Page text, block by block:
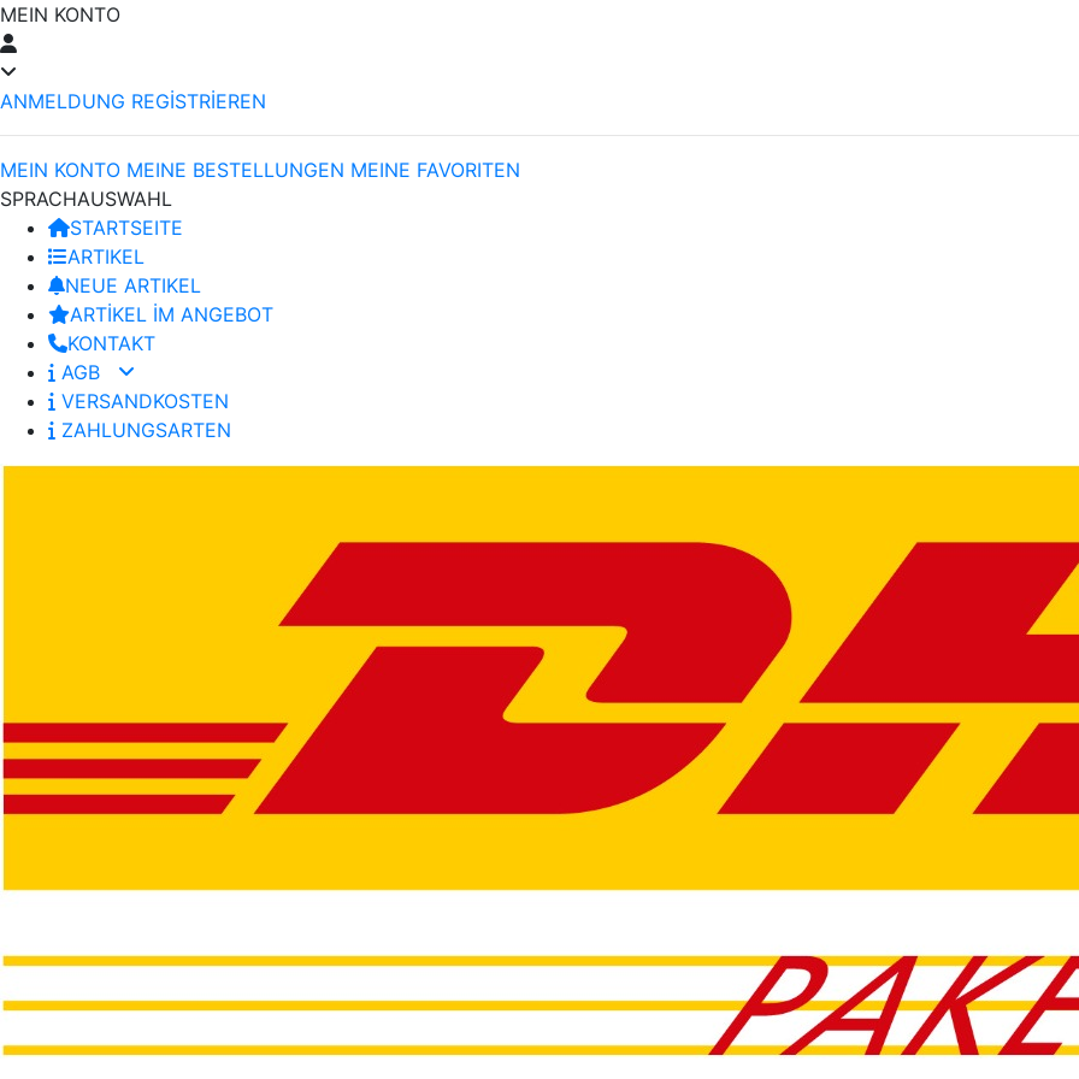
MEIN KONTO
ANMELDUNG REGİSTRİEREN
MEIN KONTO MEINE BESTELLUNGEN MEINE FAVORITEN
SPRACHAUSWAHL
STARTSEITE
ARTIKEL
NEUE ARTIKEL
ARTİKEL İM ANGEBOT
KONTAKT
AGB
VERSANDKOSTEN
ZAHLUNGSARTEN